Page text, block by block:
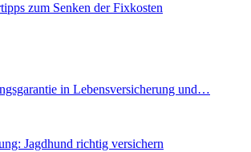
zum Senken der Fixkosten
in Lebensversicherung und…
Jagdhund richtig versichern